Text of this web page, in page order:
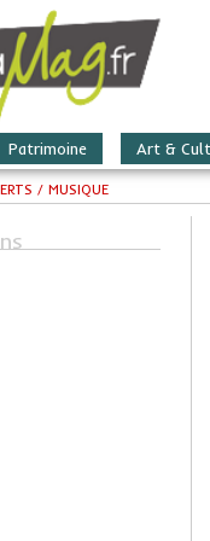
Patrimoine Art &
/ MUSIQUE